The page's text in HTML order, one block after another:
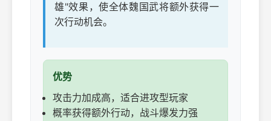
雄"效果，使全体魏国武将额外获得一
次行动机会。
优势
攻击力加成高，适合进攻型玩家
概率获得额外行动，战斗爆发力强